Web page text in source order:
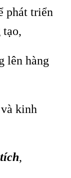
phát triển
tạo,
lên hàng
kinh
,